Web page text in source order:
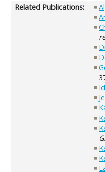
Related Publications: